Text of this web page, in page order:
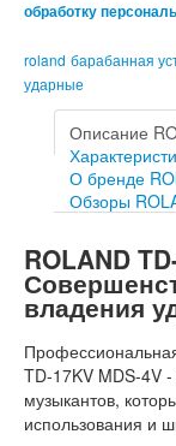
обработку
roland барабанная
ударные
Описание
О бренде
Обзоры
ROLAND
владения
TD-17KV MDS-4V
музыкантов,
использования и